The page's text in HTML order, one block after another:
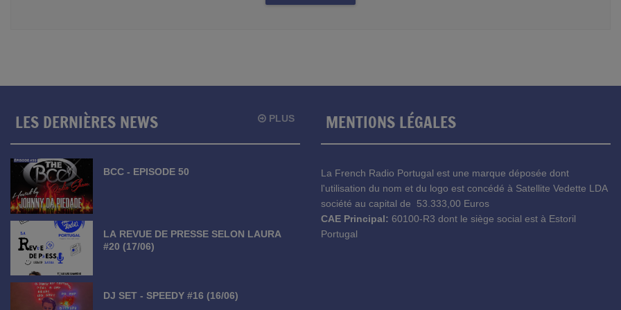
PLUS
LES DERNIÈRES NEWS
BCC - EPISODE 50
LA REVUE DE PRESSE SELON LAURA
#20 (17/06)
DJ SET - SPEEDY #16 (16/06)
MENTIONS LÉGALES
La French Radio Portugal est une marque déposée dont
l'utilisation du nom et du logo est concédé à Satellite Vedette LDA
société au capital de
53.333,00 Euros
CAE Principal: 60100-R3 dont le siège social est à Estoril
Portugal